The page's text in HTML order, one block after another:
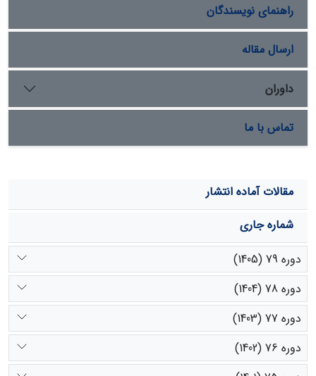
راهنمای نویسندگان
ارسال مقاله
داوران
تماس با ما
مقالات آماده انتشار
شماره جاری
دوره 79 (1405)
دوره 78 (1404)
دوره 77 (1403)
دوره 76 (1402)